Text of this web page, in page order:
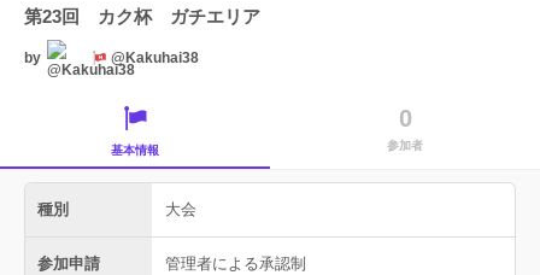
第23回 カク杯 ガチエリア
by @Kakuhai38
基本情報
0
参加者
種別 大会
参加申請 管理者による承認制